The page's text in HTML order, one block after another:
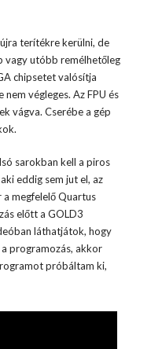
terítékre kerülni, de
vagy utóbb remélhetőleg
chipsetet valósítja
végleges. Az FPU és
vágva. Cserébe a gép
sarokban kell a piros
eddig sem jut el, az
a megfelelő Quartus
előtt a GOLD3
láthatjátok, hogy
programozás, akkor
próbáltam ki,